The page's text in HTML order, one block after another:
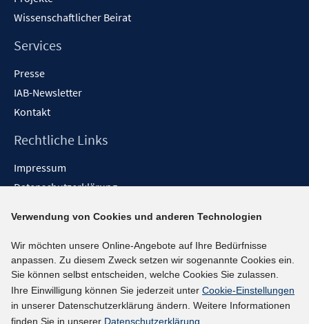
Wissenschaftlicher Beirat
Services
Presse
IAB-Newsletter
Kontakt
Rechtliche Links
Impressum
Datenschutzerklärung
Barrieren melden
Social-Media-Kanäle
BlueSky
YouTube
LinkedIn
Verwendung von Cookies und anderen Technologien
Wir möchten unsere Online-Angebote auf Ihre Bedürfnisse
anpassen. Zu diesem Zweck setzen wir sogenannte Cookies ein.
Sie können selbst entscheiden, welche Cookies Sie zulassen.
Ihre Einwilligung können Sie jederzeit unter Cookie-Einstellungen
in unserer Datenschutzerklärung ändern. Weitere Informationen
finden Sie in unserer Datenschutzerklärung